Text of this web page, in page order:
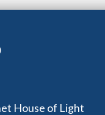
House of Light